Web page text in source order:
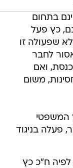
בתחום
כץ פעל
שפעולה זו
לחבר
ואם
משום
המשפטי
פעלה בניגוד
לפיה ח"כ כץ